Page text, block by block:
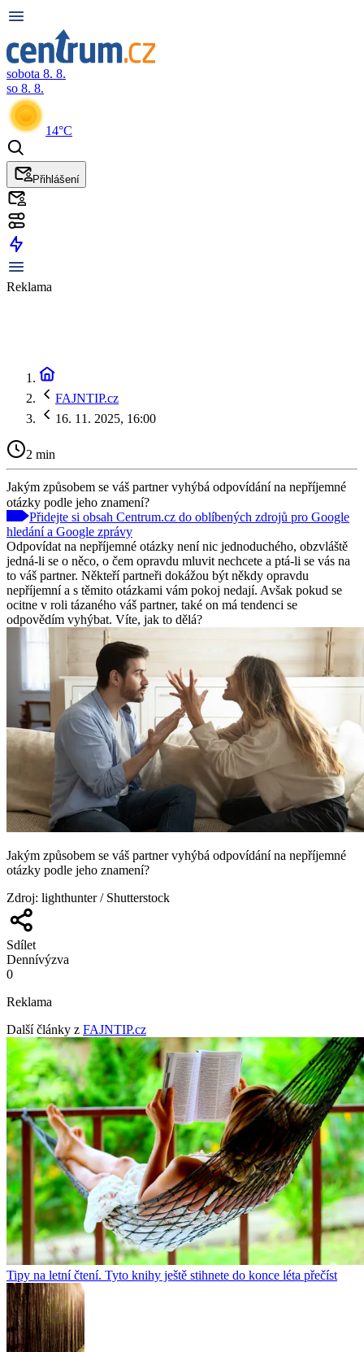
sobota 8. 8.
so 8. 8.
14°C
Přihlášení
Reklama
FAJNTIP.cz
16. 11. 2025, 16:00
2 min
Jakým způsobem se váš partner vyhýbá odpovídání na nepříjemné
otázky podle jeho znamení?
Přidejte si obsah Centrum.cz do oblíbených zdrojů pro Google
hledání a Google zprávy
Odpovídat na nepříjemné otázky není nic jednoduchého, obzvláště
jedná-li se o něco, o čem opravdu mluvit nechcete a ptá-li se vás na
to váš partner. Někteří partneři dokážou být někdy opravdu
nepříjemní a s těmito otázkami vám pokoj nedají. Avšak pokud se
ocitne v roli tázaného váš partner, také on má tendenci se
odpovědím vyhýbat. Víte, jak to dělá?
Jakým způsobem se váš partner vyhýbá odpovídání na nepříjemné
otázky podle jeho znamení?
Zdroj: lighthunter / Shutterstock
Sdílet
Dennívýzva
0
Reklama
Další články z FAJNTIP.cz
Tipy na letní čtení. Tyto knihy ještě stihnete do konce léta přečíst